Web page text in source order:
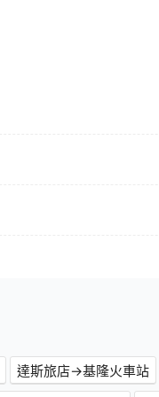
達斯旅店→基隆火車站